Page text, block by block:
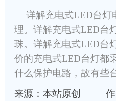
详解充电式LED台灯
理。详解充电式LED台
珠。详解充电式LED台
价的充电式LED台灯都
什么保护电路，故有些
来源：本站原创